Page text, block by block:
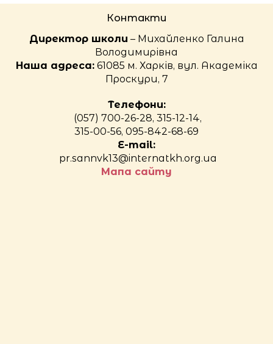
Контакти
Директор школи – Михайленко Галина
Володимирівна
Наша адреса:61085 м. Харків, вул. Академіка
Проскури, 7
Телефони:
(057) 700-26-28, 315-12-14,
315-00-56, 095-842-68-69
E-mail:
pr.sannvk13@internatkh.org.ua
Мапа сайту